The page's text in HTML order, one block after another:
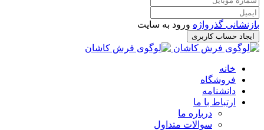
بازنشانی گذرواژه ورود به سایت
ایجاد حساب کاربری
خانه
فروشگاه
دانشنامه
ارتباط با ما
درباره ما
سوالات متداول